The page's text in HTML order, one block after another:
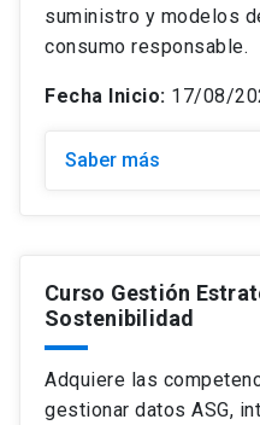
suministro y modelos
consumo responsable.
Fecha Inicio: 17/08/
Saber más
Curso Gestión
Sostenibilidad
Adquiere las
gestionar datos ASG,